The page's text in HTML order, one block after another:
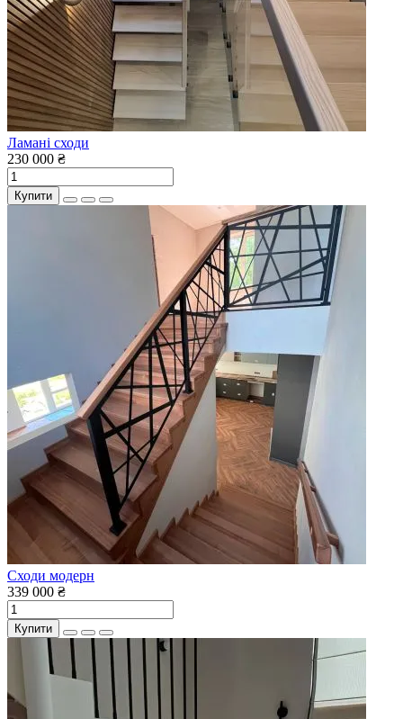
Ламані сходи
230 000 ₴
Купити
Сходи модерн
339 000 ₴
Купити